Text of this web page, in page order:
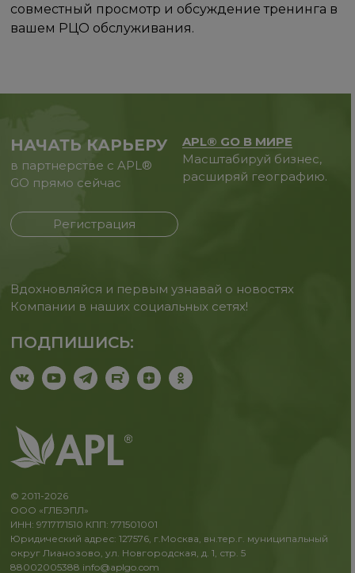
совместный просмотр и обсуждение тренинга в
вашем РЦО обслуживания.
НАЧАТЬ КАРЬЕРУ
в партнерстве с APL®
GO прямо сейчас
Регистрация
APL® GO В МИРЕ
Масштабируй бизнес,
расширяй географию.
Вдохновляйся и первым узнавай о новостях
Компании в наших социальных сетях!
ПОДПИШИСЬ:
© 2011-2026
ООО «ГЛБЭПЛ»
ИНН: 9717171510 КПП: 771501001
Юридический адрес: 127576, г.Москва, вн.тер.г. муниципальный
округ Лианозово, ул. Новгородская, д. 1, стр. 5
88002005388 info@aplgo.com